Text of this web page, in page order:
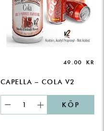
49.00 KR
CAPELLA – COLA V2
KÖP